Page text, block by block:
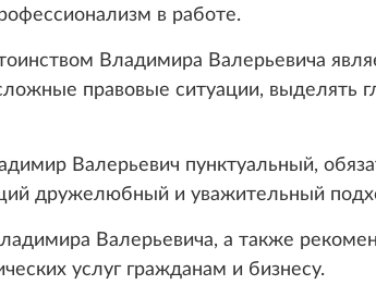
в работе.
Владимира Валерьевича
правовые ситуации, выделять
Валерьевич пунктуальный,
дружелюбный и уважительный
Валерьевича, а также
услуг гражданам и бизнесу.